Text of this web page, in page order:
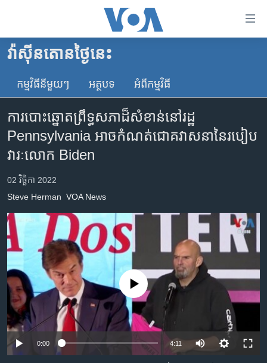
គេហទំព័រ​
ទាក់ទង
និង​
ចូល​
ទំព័រ​
ព័ត៌មាន​​
ម្តង
រំលង​
និង​
ចូល​
ទៅ​
ទំព័រ​
រចនា
សម្ព័ន្ធ​
រំលង​
និង​
ចូល​
កាន់​
កម្ពុជា
អន្តរជាតិ
ហេឡូវីអូអេ
ទូរទស្សន៍ / វីដេអូ​
វិទ្យុ / ផតខាសថ៍
កម្មវិធីទាំងអស់
Khmer English
បណ្តាញ​សង្គម
វ៉ាស៊ីនតោន​ថ្ងៃ​នេះ
កម្មវិធី​នីមួយៗ អត្ថបទ​ អំពី​កម្មវិធី​
ការ​បោះឆ្នោត​​​ព្រឹទ្ធសភា​​ដ៏​សំខាន់​នៅ​​រដ្ឋ
Pennsylvania អាច​​កំណត់​​​​ជោគវាសនា​​​នៃ​របៀប​
វារៈ​លោក Biden
02 វិច្ឆិកា 2022
Steve Herman VOA News
No media source currently available
0:00 4:11